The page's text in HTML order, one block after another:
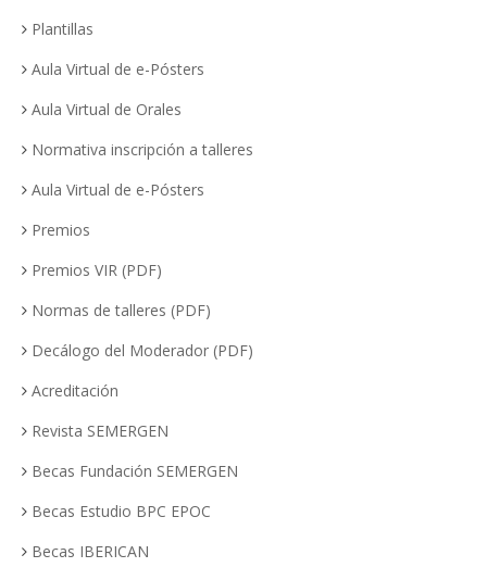
Plantillas
Aula Virtual de e-Pósters
Aula Virtual de Orales
Normativa inscripción a talleres
Aula Virtual de e-Pósters
Premios
Premios VIR (PDF)
Normas de talleres (PDF)
Decálogo del Moderador (PDF)
Acreditación
Revista SEMERGEN
Becas Fundación SEMERGEN
Becas Estudio BPC EPOC
Becas IBERICAN